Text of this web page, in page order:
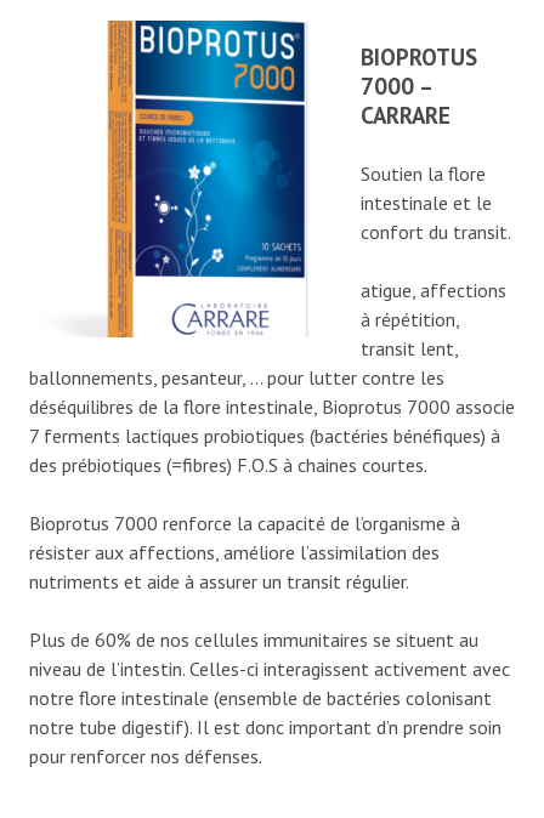
BIOPROTUS
7000 –
CARRARE
Soutien la flore
intestinale et le
confort du transit.
atigue, affections
à répétition,
transit lent,
ballonnements, pesanteur, … pour lutter contre les
déséquilibres de la flore intestinale, Bioprotus 7000 associe
7 ferments lactiques probiotiques (bactéries bénéfiques) à
des prébiotiques (=fibres) F.O.S à chaines courtes.
Bioprotus 7000 renforce la capacité de l’organisme à
résister aux affections, améliore l’assimilation des
nutriments et aide à assurer un transit régulier.
Plus de 60% de nos cellules immunitaires se situent au
niveau de l’intestin. Celles-ci interagissent activement avec
notre flore intestinale (ensemble de bactéries colonisant
notre tube digestif). Il est donc important d’n prendre soin
pour renforcer nos défenses.